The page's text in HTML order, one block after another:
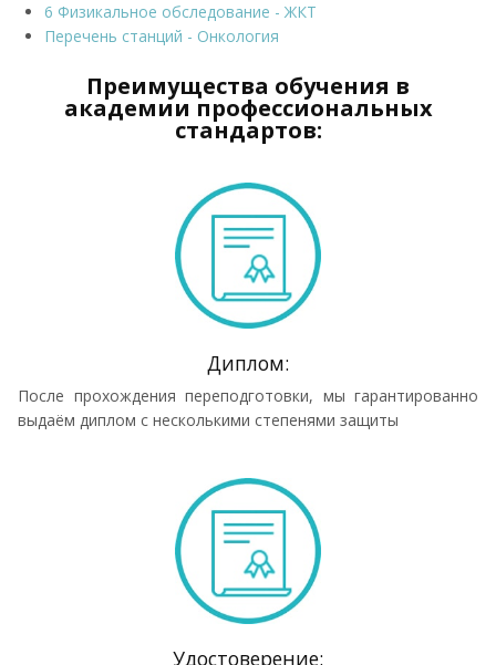
6 Физикальное обследование - ЖКТ
Перечень станций - Онкология
Преимущества обучения в
академии профессиональных
стандартов:
Диплом:
После прохождения переподготовки, мы гарантированно
выдаём диплом с несколькими степенями защиты
Удостоверение: